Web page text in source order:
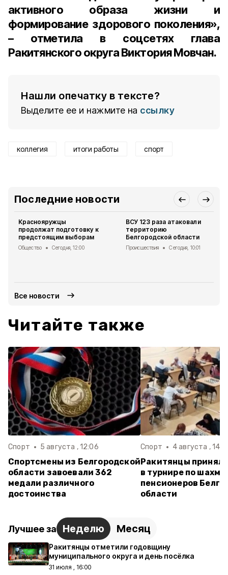
активного образа жизни и
формирование здорового поколения»,
– отметила в соцсетях глава
Ракитянского округа Виктория Мовчан.
Нашли опечатку в тексте?
Выделите ее и нажмите на ссылку
коллегия итоги работы спорт
Последние новости
Краснояружцы
продолжат подготовку к
предстоящим выборам
Общество Сегодня, 12:00
ВСУ 123 раза атаковали
территорию
Белгородской области
Происшествия Сегодня, 10:01
Все новости
Читайте также
Спорт 5 августа , 12:06
Спортсмены из Белгородской
области завоевали 362
медали различного
достоинства
Спорт 4 августа ,
Ракитянцы
в турнире по
пенсионеров
области
Лучшее за Неделю Месяц
Ракитянцы отметили годовщину
муниципального округа и день посёлка
31 июля , 16:00